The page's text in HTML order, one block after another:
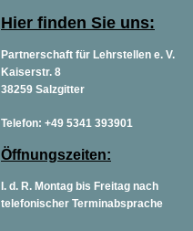
Hier finden Sie uns:
Partnerschaft für Lehrstellen e. V.
Kaiserstr. 8
38259 Salzgitter
Telefon: +49 5341 393901
Öffnungszeiten:
I. d. R. Montag bis Freitag nach
telefonischer Terminabsprache